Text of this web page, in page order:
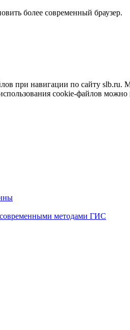
более современный браузер.
при навигации по сайту slb.ru.
cookie-файлов можно
методами ГИС